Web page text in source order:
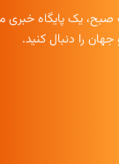
یک پایگاه
را دنبال کنید.